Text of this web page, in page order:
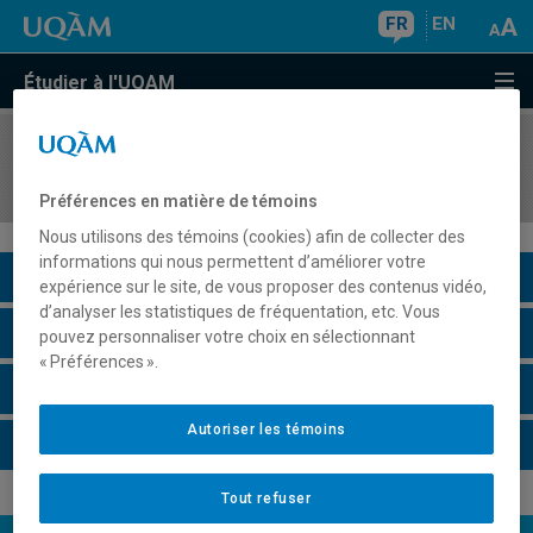
FR EN
Étudier à l'UQAM
COURS//
Description du cours
Horaire - Été 2026
Préférences en matière de témoins
Nous utilisons des témoins (cookies) afin de collecter des
informations qui nous permettent d’améliorer votre
expérience sur le site, de vous proposer des contenus vidéo,
d’analyser les statistiques de fréquentation, etc. Vous
pouvez personnaliser votre choix en sélectionnant
« Préférences ».
Tout refuser
Autoriser les témoins